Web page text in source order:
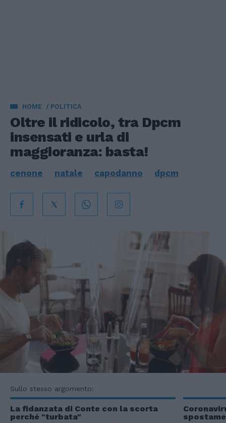
HOME POLITICA
Oltre il ridicolo, tra Dpcm
insensati e urla di
maggioranza: basta!
cenone natale capodanno dpcm
Sullo stesso argomento:
La fidanzata di Conte con la scorta
perché "turbata"